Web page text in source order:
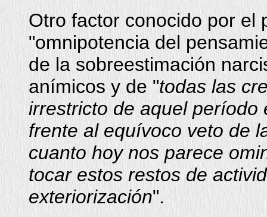
Otro factor conocido por el
"omnipotencia del
de la sobreestimación
anímicos y de "todas las
irrestricto de aquel
frente al equívoco veto de
cuanto hoy nos parece
tocar estos restos de
exteriorización".